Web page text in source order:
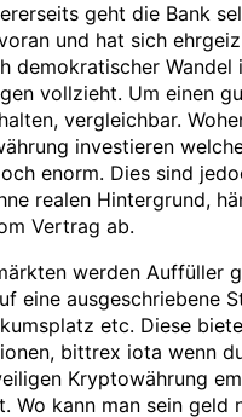
geht die Bank
und hat sich
demokratischer Wandel
vollzieht. Um einen
vergleichbar.
investieren
enorm. Dies sind
realen Hintergrund,
Vertrag ab.
werden Auffüller
eine ausgeschriebene
etc. Diese
bittrex iota wenn
Kryptowährung
Wo kann man sein geld